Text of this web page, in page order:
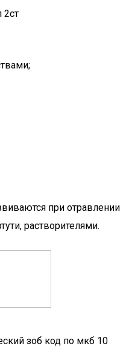
2ст
при отравлении
растворителями.
зоб код по мкб 10